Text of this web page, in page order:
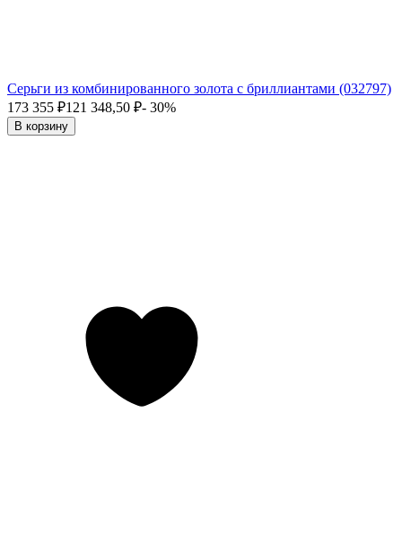
Серьги из комбинированного золота с бриллиантами (032797)
173 355 ₽121 348,50 ₽- 30%
В корзину